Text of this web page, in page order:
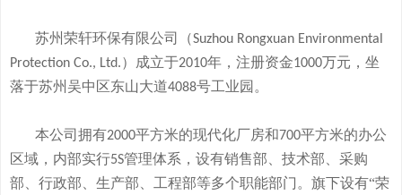
苏州荣轩环保有限公司（Suzhou Rongxuan Environmental
Protection Co., Ltd.）成立于2010年，注册资金1000万元，坐
落于苏州吴中区东山大道4088号工业园。
本公司拥有2000平方米的现代化厂房和700平方米的办公
区域，内部实行5S管理体系，设有销售部、技术部、采购
部、行政部、生产部、工程部等多个职能部门。旗下设有“荣